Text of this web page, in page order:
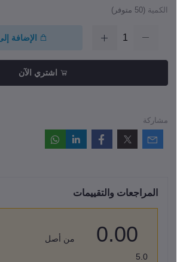
الكمية (
50 متوفر)
الإضافة
اشتري الآن
مشاركة
المراجعات والتقييمات
0.00
من أصل
5.0